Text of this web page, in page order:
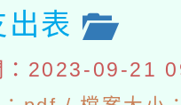
出表
：2023-09-21